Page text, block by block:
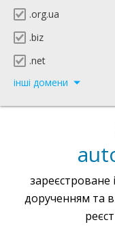
.org.ua
.biz
.net
інші домени
зареєстроване
дорученням та в